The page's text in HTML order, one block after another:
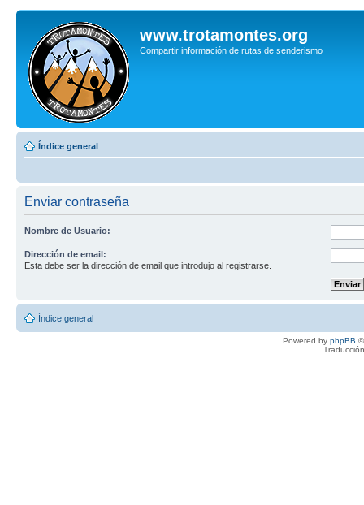
www.trotamontes.org
Compartir información de rutas de senderismo
Índice general
Enviar contraseña
Nombre de Usuario:
Dirección de email:
Esta debe ser la dirección de email que introdujo al registrarse.
Índice general
Powered by phpBB